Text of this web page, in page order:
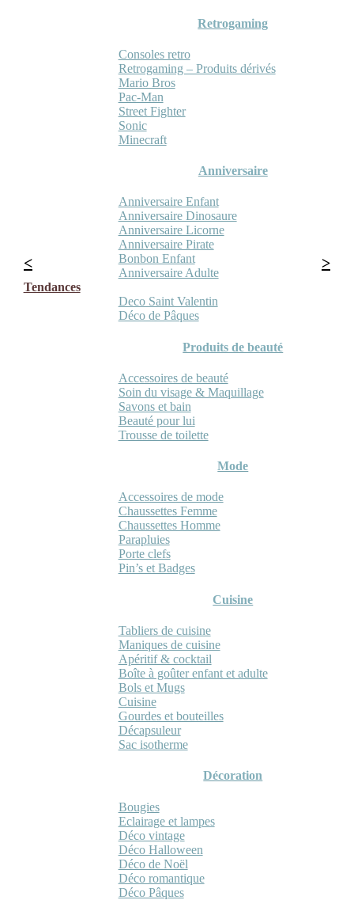
Retrogaming
Consoles retro
Retrogaming – Produits dérivés
Mario Bros
Pac-Man
Street Fighter
Sonic
Minecraft
Anniversaire
Anniversaire Enfant
Anniversaire Dinosaure
Anniversaire Licorne
Anniversaire Pirate
Bonbon Enfant
Anniversaire Adulte
Tendances
Deco Saint Valentin
Déco de Pâques
Produits de beauté
Accessoires de beauté
Soin du visage & Maquillage
Savons et bain
Beauté pour lui
Trousse de toilette
Mode
Accessoires de mode
Chaussettes Femme
Chaussettes Homme
Parapluies
Porte clefs
Pin’s et Badges
Cuisine
Tabliers de cuisine
Maniques de cuisine
Apéritif & cocktail
Boîte à goûter enfant et adulte
Bols et Mugs
Cuisine
Gourdes et bouteilles
Décapsuleur
Sac isotherme
Décoration
Bougies
Eclairage et lampes
Déco vintage
Déco Halloween
Déco de Noël
Déco romantique
Déco Pâques